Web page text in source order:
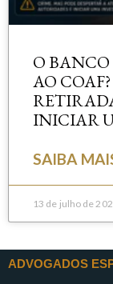
O
AO
INICIAR
SAIBA
13 de julho de
ADVOGADOS